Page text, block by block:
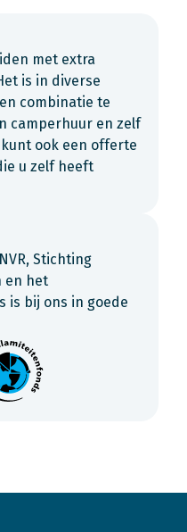
met extra
is in diverse
combinatie te
camperhuur en zelf
ook een offerte
u zelf heeft
Stichting
en het
is bij ons in goede